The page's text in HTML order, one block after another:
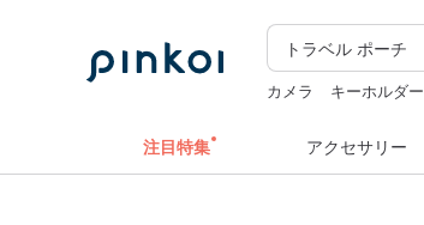
カメラ キーホルダー
注目特集 アクセサリー